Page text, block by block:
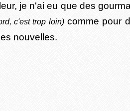
je n'ai eu que des
c'est trop loin)comme pour
nouvelles.